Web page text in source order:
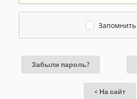
Запомнить
Забыли пароль?
< На сайт